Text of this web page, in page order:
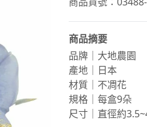
商品摘要
品牌｜大地農園
產地｜日本
材質｜不凋花
規格｜每盒9朵
尺寸｜直徑約